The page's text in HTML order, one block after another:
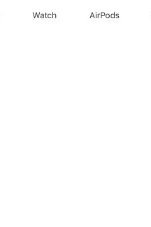
Watch AirPods